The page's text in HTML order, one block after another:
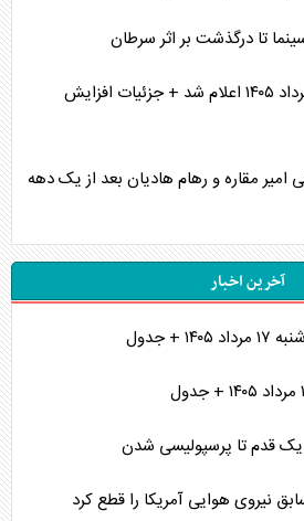
تا درگذشت بر اثر سرطان
قیمت جدید سایپا ۱۵۱ مرداد ۱۴۰۵ اعلام شد + جزئیات افزایش
امیر مقاره و رهام هادیان بعد از یک دهه
آخرین اخبار
+ جدول
یک قدم تا پرسپولیسی شدن
نیروی هوایی آمریکا را قطع کرد